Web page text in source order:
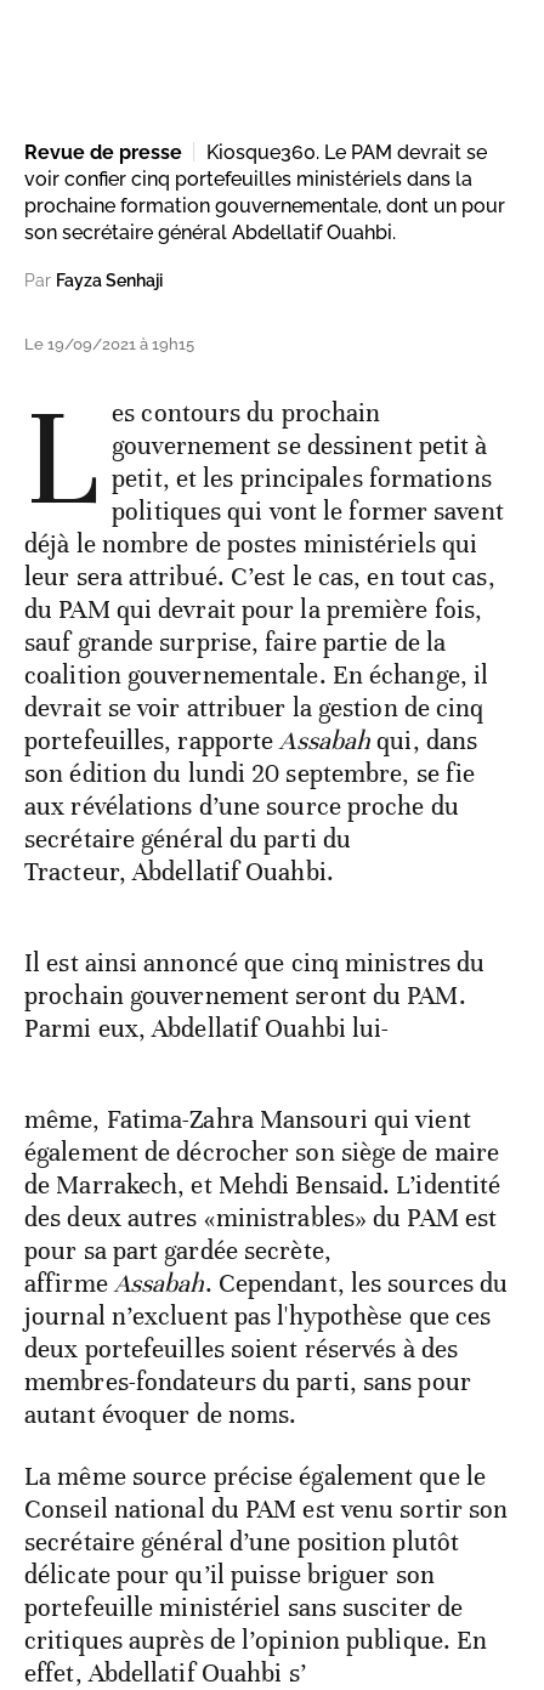
Revue de presse
Kiosque360. Le PAM devrait se
voir confier cinq portefeuilles ministériels dans la
prochaine formation gouvernementale, dont un pour
son secrétaire général Abdellatif Ouahbi.
Par Fayza Senhaji
Le 19/09/2021 à 19h15
L es contours du prochain
gouvernement se dessinent petit à
petit, et les principales formations
politiques qui vont le former savent
déjà le nombre de postes ministériels qui
leur sera attribué. C’est le cas, en tout cas,
du PAM qui devrait pour la première fois,
sauf grande surprise, faire partie de la
coalition gouvernementale. En échange, il
devrait se voir attribuer la gestion de cinq
portefeuilles, rapporteAssabahqui, dans
son édition du lundi 20 septembre, se fie
aux révélations d’une source proche du
secrétaire général du parti du
Tracteur, Abdellatif Ouahbi.
Il est ainsi annoncé que cinq ministres du
prochain gouvernement seront du PAM.
Parmi eux, Abdellatif Ouahbi lui-
même, Fatima-Zahra Mansouri qui vient
également de décrocher son siège de maire
de Marrakech, et Mehdi Bensaid. L’identité
des deux autres «ministrables» du PAM est
pour sa part gardée secrète,
affirmeAssabah. Cependant, les sources du
journal n’excluent pas l'hypothèse que ces
deux portefeuilles soient réservés à des
membres-fondateurs du parti, sans pour
autant évoquer de noms.
La même source précise également que le
Conseil national du PAM est venu sortir son
secrétaire général d’une position plutôt
délicate pour qu’il puisse briguer son
portefeuille ministériel sans susciter de
critiques auprès de l’opinion publique. En
effet, Abdellatif Ouahbi s’